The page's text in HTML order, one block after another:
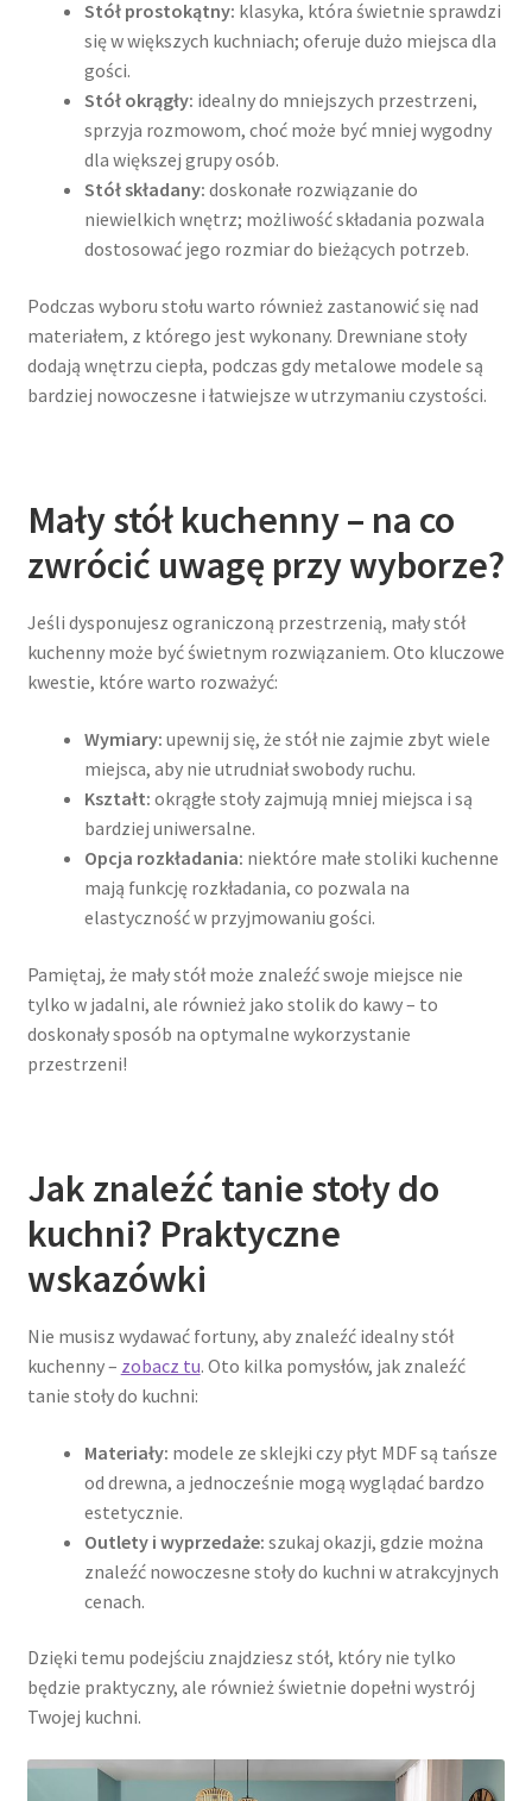
Stół prostokątny: klasyka, która świetnie sprawdzi
się w większych kuchniach; oferuje dużo miejsca dla
gości.
Stół okrągły: idealny do mniejszych przestrzeni,
sprzyja rozmowom, choć może być mniej wygodny
dla większej grupy osób.
Stół składany: doskonałe rozwiązanie do
niewielkich wnętrz; możliwość składania pozwala
dostosować jego rozmiar do bieżących potrzeb.
Podczas wyboru stołu warto również zastanowić się nad
materiałem, z którego jest wykonany. Drewniane stoły
dodają wnętrzu ciepła, podczas gdy metalowe modele są
bardziej nowoczesne i łatwiejsze w utrzymaniu czystości.
Mały stół kuchenny – na co
zwrócić uwagę przy wyborze?
Jeśli dysponujesz ograniczoną przestrzenią, mały stół
kuchenny może być świetnym rozwiązaniem. Oto kluczowe
kwestie, które warto rozważyć:
Wymiary: upewnij się, że stół nie zajmie zbyt wiele
miejsca, aby nie utrudniał swobody ruchu.
Kształt: okrągłe stoły zajmują mniej miejsca i są
bardziej uniwersalne.
Opcja rozkładania: niektóre małe stoliki kuchenne
mają funkcję rozkładania, co pozwala na
elastyczność w przyjmowaniu gości.
Pamiętaj, że mały stół może znaleźć swoje miejsce nie
tylko w jadalni, ale również jako stolik do kawy – to
doskonały sposób na optymalne wykorzystanie
przestrzeni!
Jak znaleźć tanie stoły do
kuchni? Praktyczne
wskazówki
Nie musisz wydawać fortuny, aby znaleźć idealny stół
kuchenny – zobacz tu. Oto kilka pomysłów, jak znaleźć
tanie stoły do kuchni:
Materiały: modele ze sklejki czy płyt MDF są tańsze
od drewna, a jednocześnie mogą wyglądać bardzo
estetycznie.
Outlety i wyprzedaże: szukaj okazji, gdzie można
znaleźć nowoczesne stoły do kuchni w atrakcyjnych
cenach.
Dzięki temu podejściu znajdziesz stół, który nie tylko
będzie praktyczny, ale również świetnie dopełni wystrój
Twojej kuchni.